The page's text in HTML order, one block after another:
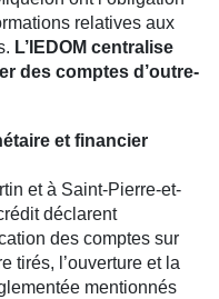
relatives aux
L’IEDOM centralise
des comptes d’outre-
et financier
et à Saint-Pierre-et-
déclarent
des comptes sur
tirés, l’ouverture et la
mentionnés